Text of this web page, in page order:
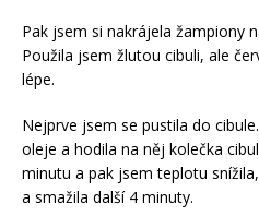
Pak jsem si nakrájela žampiony
Použila jsem žlutou cibuli, ale
lépe.
Nejprve jsem se pustila do
oleje a hodila na něj kolečka
minutu a pak jsem teplotu
a smažila další 4 minuty.